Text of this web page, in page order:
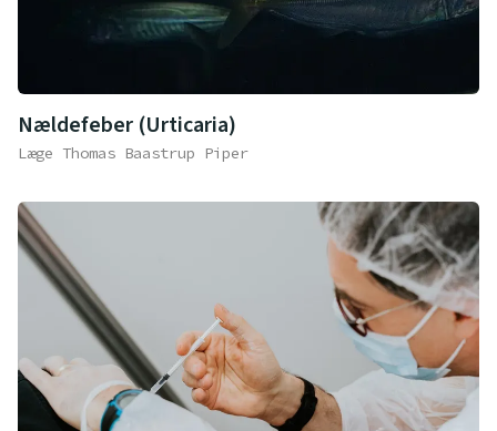
Nældefeber (Urticaria)
Læge Thomas Baastrup Piper